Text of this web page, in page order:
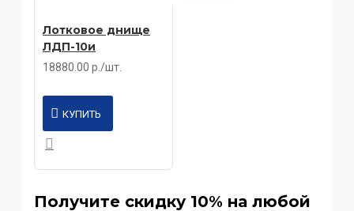
Лотковое днище
ЛДП-10и
18880.00 р./шт.
КУПИТЬ
Получите скидку 10% на любой